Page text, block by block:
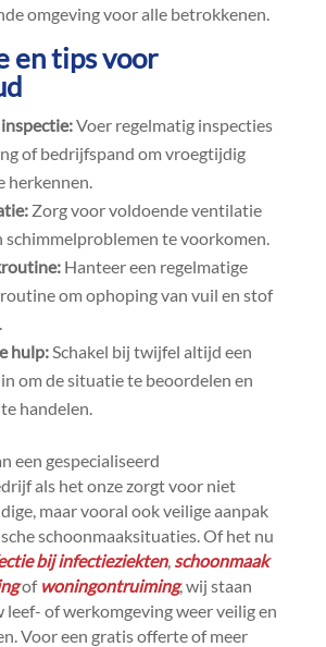
omgeving voor alle betrokkenen.​
en tips voor
Voer regelmatig inspecties
of bedrijfspand om vroegtijdig
herkennen.​
Zorg voor voldoende ventilatie
schimmelproblemen te voorkomen.​
Hanteer een regelmatige
om ophoping van vuil en stof
hulp:Schakel bij twijfel altijd een
om de situatie te beoordelen en
handelen.​
een gespecialiseerd
als het onze zorgt voor niet
maar vooral ook veilige aanpak
schoonmaaksituaties.​ Of het nu
bij infectieziekten,schoonmaak
of woningontruiming, wij staan
leef- of werkomgeving weer veilig en
Voor een gratis offerte of meer